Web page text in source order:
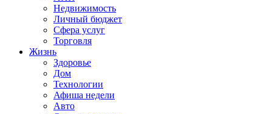
Недвижимость
Личный бюджет
Сфера услуг
Торговля
Жизнь
Здоровье
Дом
Технологии
Афиша недели
Авто